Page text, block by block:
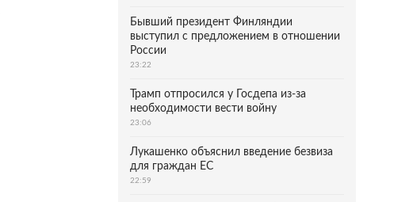
Бывший президент Финляндии
выступил с предложением в отношении
России
23:22
Трамп отпросился у Госдепа из-за
необходимости вести войну
23:06
Лукашенко объяснил введение безвиза
для граждан ЕС
22:59